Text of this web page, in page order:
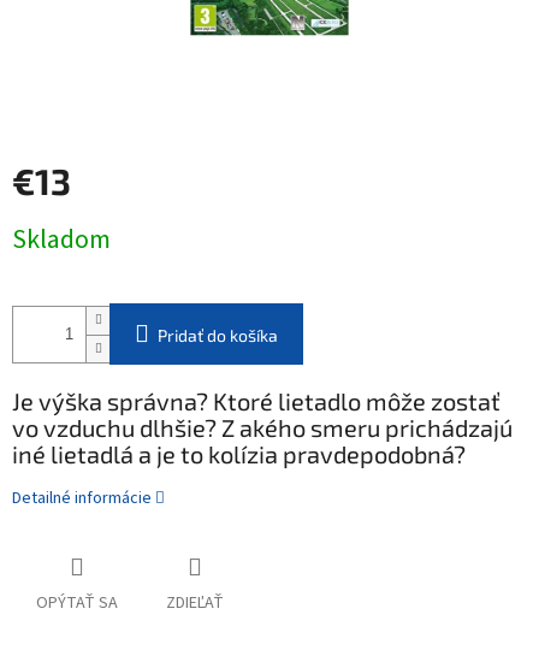
€13
cena:
Skladom
Pridať do košíka
Je výška správna? Ktoré lietadlo môže zostať
vo vzduchu dlhšie? Z akého smeru prichádzajú
iné lietadlá a je to kolízia pravdepodobná?
Detailné informácie
OPÝTAŤ SA ZDIEĽAŤ